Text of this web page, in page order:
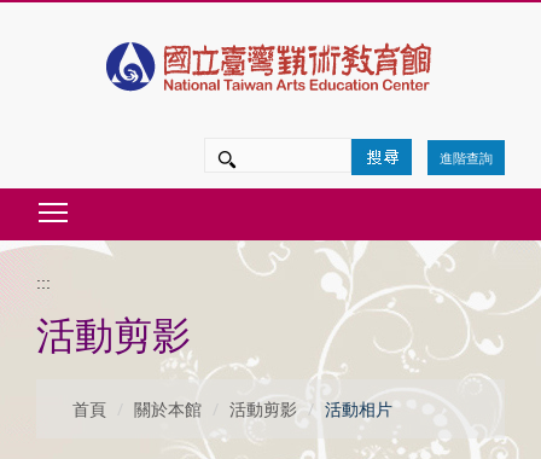
容
區
塊
進階查詢
:::
活動剪影
首頁 關於本館 活動剪影 活動相片